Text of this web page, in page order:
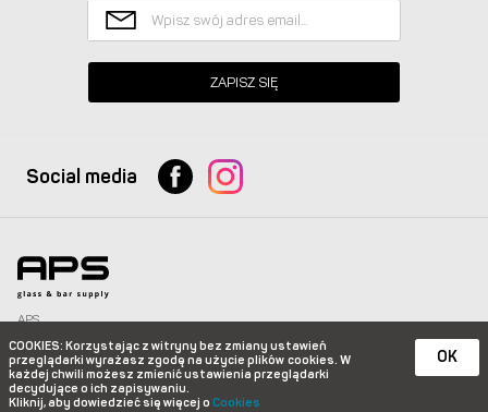
COOKIES: Korzystając z witryny bez zmiany ustawień
przeglądarki wyrażasz zgodę na użycie plików cookies. W
każdej chwili możesz zmienić ustawienia przeglądarki
decydujące o ich zapisywaniu.
Kliknij, aby dowiedzieć się więcej o Cookies
OK
ZAPISZ SIĘ
Social media
APS
Glass & Bar Supply Sp. z o.o. wszystkie prawa zastrzeżone.
info@apspolska.pl|Mapa strony| Infolinia:+48 668 233 574| +48 22 851 92 22
e-commerce platform by